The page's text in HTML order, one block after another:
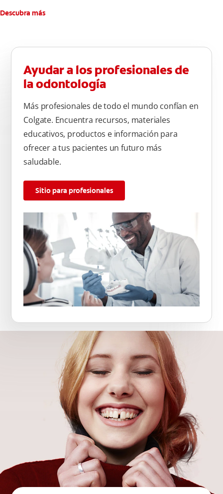
Descubra más
Ayudar a los profesionales de
la odontología
Más profesionales de todo el mundo confían en
Colgate. Encuentra recursos, materiales
educativos, productos e información para
ofrecer a tus pacientes un futuro más
saludable.
Sitio para profesionales